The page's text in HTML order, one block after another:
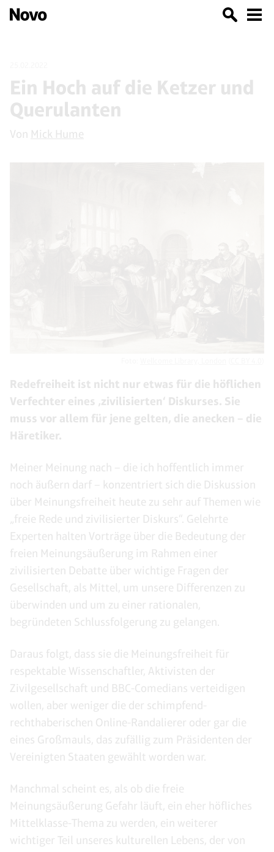
Ein Hoch auf die Ketzer und
Querulanten
Von Mick Hume
Redefreiheit ist nicht nur etwas für die höflichen
Verfechter eines ‚zivilisierten‘ Diskurses. Sie
muss vor allem für jene gelten, die anecken – die
Häretiker.
Meiner Meinung nach – die ich hoffentlich immer
noch äußern darf – konzentriert sich die Diskussion
über Meinungsfreiheit heute zu sehr auf Themen wie
„freie Rede und zivilisierter Diskurs“. Gelehrte
Experten halten Vorträge über die Bedeutung der
freien Meinungsäußerung im Rahmen einer
zivilisierten Debatte über wichtige Fragen der
Gesellschaft, als Mittel, um unsere Differenzen zu
überwinden und um zu einer rationalen,
begründeten Schlussfolgerung zu gelangen.
Daraus folgt, dass sie die Meinungsfreiheit für
respektable Wissenschaftler, Aktivisten der
Zivilgesellschaft und BBC-Comedians verteidigen
wollen, aber weniger die der schimpfend-
rechthaberischen Online-Randalierer oder gar die
eines Großmauls, das zufällig zum Präsidenten der
Vereinigten Staaten gewählt worden war.
Manchmal scheint es, als ob die freie
Meinungsäußerung Gefahr läuft, ein eher höfliches
Mittelklasse-Thema zu werden, ein weiterer
wichtiger Teil unseres kulturellen Lebens, der von